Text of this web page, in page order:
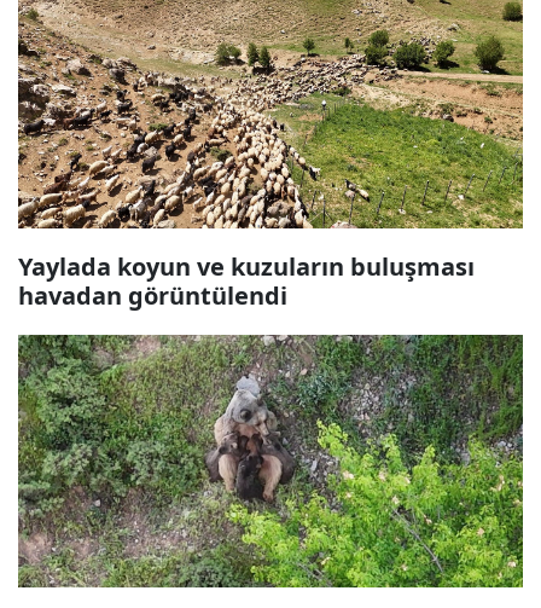
Yaylada koyun ve kuzuların buluşması
havadan görüntülendi